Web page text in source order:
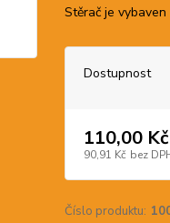
Stěrač je
Dostupnost
110,00 Kč
90,91 Kč bez
Číslo produktu: